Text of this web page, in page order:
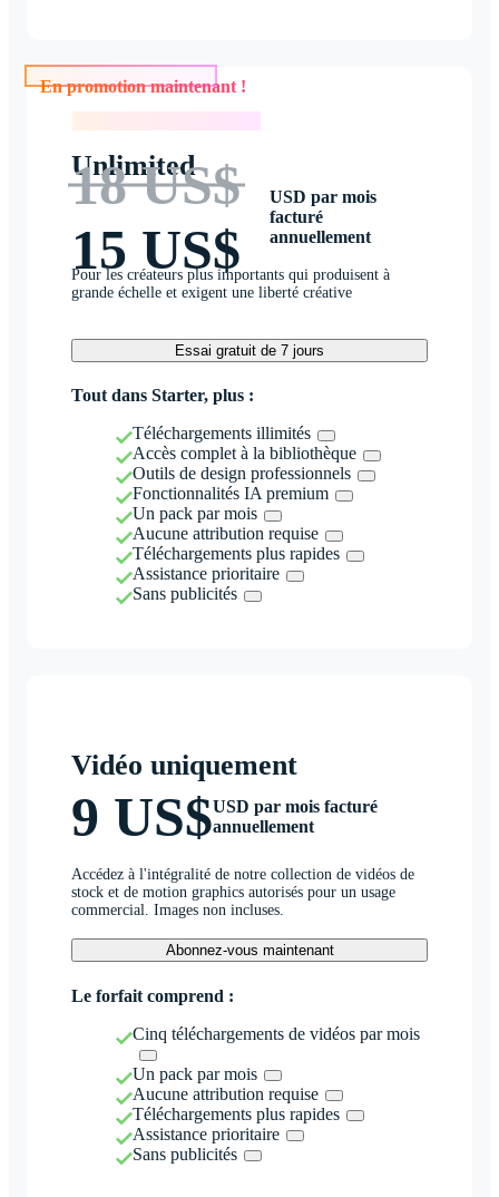
En promotion maintenant !
Unlimited
18 US$
15 US$
USD par mois
facturé
annuellement
Pour les créateurs plus importants qui produisent à
grande échelle et exigent une liberté créative
Essai gratuit de 7 jours
Tout dans Starter, plus :
Téléchargements illimités
Accès complet à la bibliothèque
Outils de design professionnels
Fonctionnalités IA premium
Un pack par mois
Aucune attribution requise
Téléchargements plus rapides
Assistance prioritaire
Sans publicités
Vidéo uniquement
9 US$USD par mois facturé
annuellement
Accédez à l'intégralité de notre collection de vidéos de
stock et de motion graphics autorisés pour un usage
commercial. Images non incluses.
Abonnez-vous maintenant
Le forfait comprend :
Cinq téléchargements de vidéos par mois
Un pack par mois
Aucune attribution requise
Téléchargements plus rapides
Assistance prioritaire
Sans publicités